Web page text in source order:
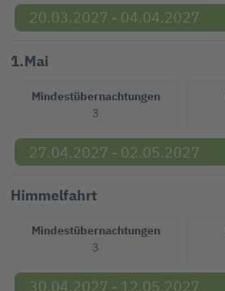
20.03.2027 - 04.04.2027
1.Mai
Mindestübernachtungen
3
27.04.2027 - 02.05.2027
Himmelfahrt
Mindestübernachtungen
3
30.04.2027 - 12.05.2027